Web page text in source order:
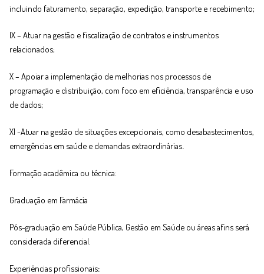
incluindo faturamento, separação, expedição, transporte e recebimento;
IX – Atuar na gestão e fiscalização de contratos e instrumentos
relacionados;
X – Apoiar a implementação de melhorias nos processos de
programação e distribuição, com foco em eficiência, transparência e uso
de dados;
XI -Atuar na gestão de situações excepcionais, como desabastecimentos,
emergências em saúde e demandas extraordinárias.
Formação acadêmica ou técnica:
Graduação em Farmácia
Pós-graduação em Saúde Pública, Gestão em Saúde ou áreas afins será
considerada diferencial.
Experiências profissionais: